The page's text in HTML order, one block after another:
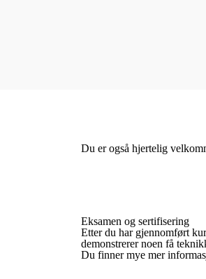
Du er også hjertelig
Eksamen og sertifisering
Etter du har gjennomført
demonstrerer noen få
Du finner mye mer